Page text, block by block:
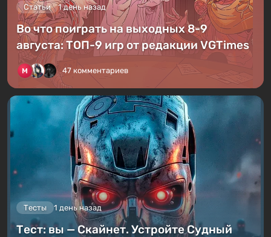
Статьи 1 день назад
Во что поиграть на выходных 8-9
августа: ТОП-9 игр от редакции VGTimes
47 комментариев
Тесты 1 день назад
Тест: вы — Скайнет. Устройте Судный